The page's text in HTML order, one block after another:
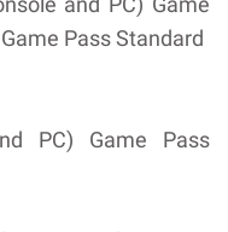
Pass Standard
PC) Game Pass